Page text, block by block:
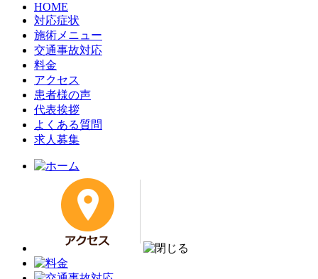
HOME
対応症状
施術メニュー
交通事故対応
料金
アクセス
患者様の声
代表挨拶
よくある質問
求人募集